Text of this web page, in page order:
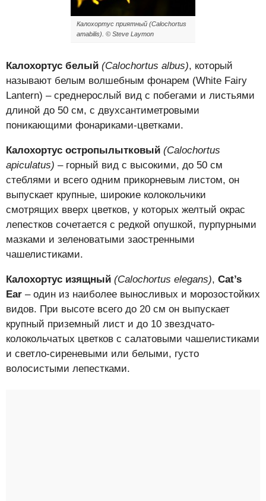
Калохортус приятный (Calochortus
amabilis). © Steve Laymon
Калохортус белый (Calochortus albus), который
называют белым волшебным фонарем (White Fairy
Lantern) – среднерослый вид с побегами и листьями
длиной до 50 см, с двухсантиметровыми
поникающими фонариками-цветками.
Калохортус остропылытковый (Calochortus
apiculatus) – горный вид с высокими, до 50 см
стеблями и всего одним прикорневым листом, он
выпускает крупные, широкие колокольчики
смотрящих вверх цветков, у которых желтый окрас
лепестков сочетается с редкой опушкой, пурпурными
мазками и зеленоватыми заостренными
чашелистиками.
Калохортус изящный (Calochortus elegans), Cat’s
Ear – один из наиболее выносливых и морозостойких
видов. При высоте всего до 20 см он выпускает
крупный приземный лист и до 10 звездчато-
колокольчатых цветков с салатовыми чашелистиками
и светло-сиреневыми или белыми, густо
волосистыми лепестками.